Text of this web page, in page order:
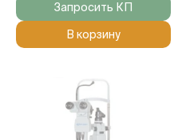
Запросить КП
В корзину